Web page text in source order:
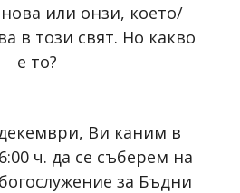
или онзи, което/
в този свят. Но какво
е то?
Ви каним в
ч. да се съберем на
за Бъдни